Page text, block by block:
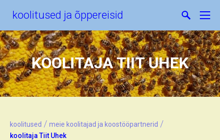
koolitused ja õppereisid
KOOLITAJA TIIT UHEK
koolitused / meie koolitajad ja koostööpartnerid /
koolitaja Tiit Uhek